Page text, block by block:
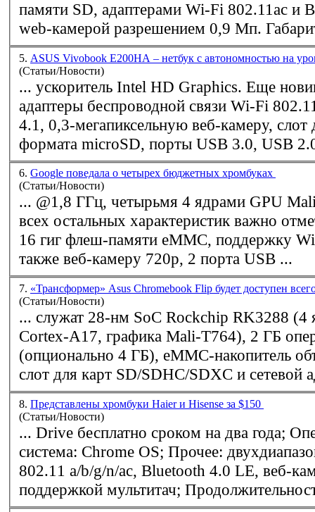
памяти SD, адаптерами Wi-Fi 802.11ac и
web-камерой
5. ASUS Vivobook E200HA – нетбук с автономностью на
(Статьи/Новости)
... ускоритель Intel HD Graphics. Еще новинка имеет
адаптеры беспроводной связи Wi-Fi
4.1, 0,3-мегапиксельную веб-камеру, слот
формата microSD, порты USB 3.0, USB
6. Google поведала о четырех бюджетных хромбуках
(Статьи/Новости)
... @1,8 ГГц, четырьмя 4 ядрами GPU Mali 760. В числе
всех остальных характеристик важно отметить 2 гига ОП,
16 гиг флеш-памяти eMMC, поддержку
также веб-камеру 720p, 2 порта USB ...
7. «Трансформер» Asus Chromebook Flip будет доступен
(Статьи/Новости)
... служат 28-нм SoC Rockchip RK3288 (4
Cortex-A17, графика Mali-T764), 2 ГБ
(опционально 4 ГБ), eMMC-накопитель
слот для карт SD/SDHC/SDXC и сетевой
8. Представлены хромбуки Haier и Hisense за $150
(Статьи/Новости)
... Drive бесплатно сроком на два года; Операционная
система: Chrome OS; Прочее:
802.11 a/b/g/n/ac, Bluetooth 4.0 LE, веб-
поддержкой мультитач;